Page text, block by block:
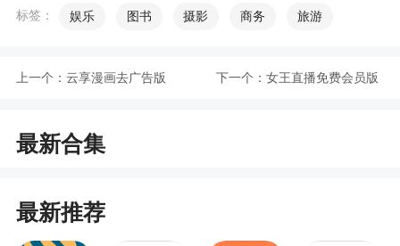
2、可以智能设置自动连播模式，根据手机性能
qq影音精简版的十年故事，就有机会赢得腾讯视频
4、结合日常人们操作习惯使用方便，支持全部
标签： 娱乐 图书 摄影 商务 旅游
上一个： 云享漫画去广告版 下一个： 女王直播免费会员版
最新合集
最新推荐